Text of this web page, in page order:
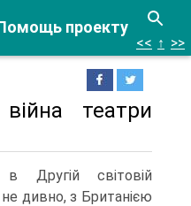
проекту
<< ↑ >>
театри
Другій світовій
дивно, з Британією